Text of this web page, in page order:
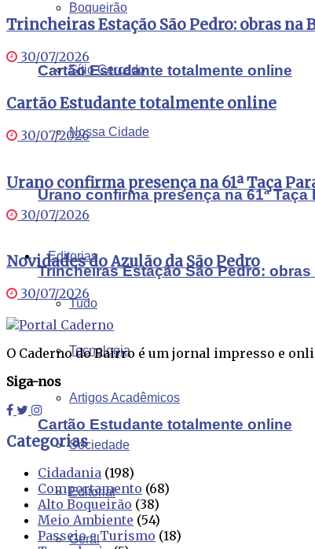
Cartão Estudante totalmente online
Urano confirma presença na 61ª Taça
Editorias
Tudo
Tecnologia
Artigos Acadêmicos
Sociedade
Editorial
Geral
Boqueirão
Sítio Cercado
Nossa Cidade
Trincheiras Estação São Pedro:
Cartão Estudante totalmente online
Trincheiras Estação São Pedro: obras na
30/07/2026
Cartão Estudante totalmente online
30/07/2026
Urano confirma presença na 61ª Taça
30/07/2026
Novidades do Azulão da São Pedro
30/07/2026
O Caderno do Bairro é um jornal impresso e
Siga-nos
Categorias
Cidadania (198)
Comportamento (68)
Alto Boqueirão (38)
Meio Ambiente (54)
Passeio e Turismo (18)